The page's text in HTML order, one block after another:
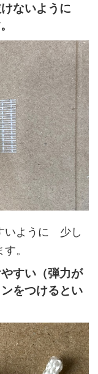
ないように
いように 少し
。
すい（弾力が
をつけるとい